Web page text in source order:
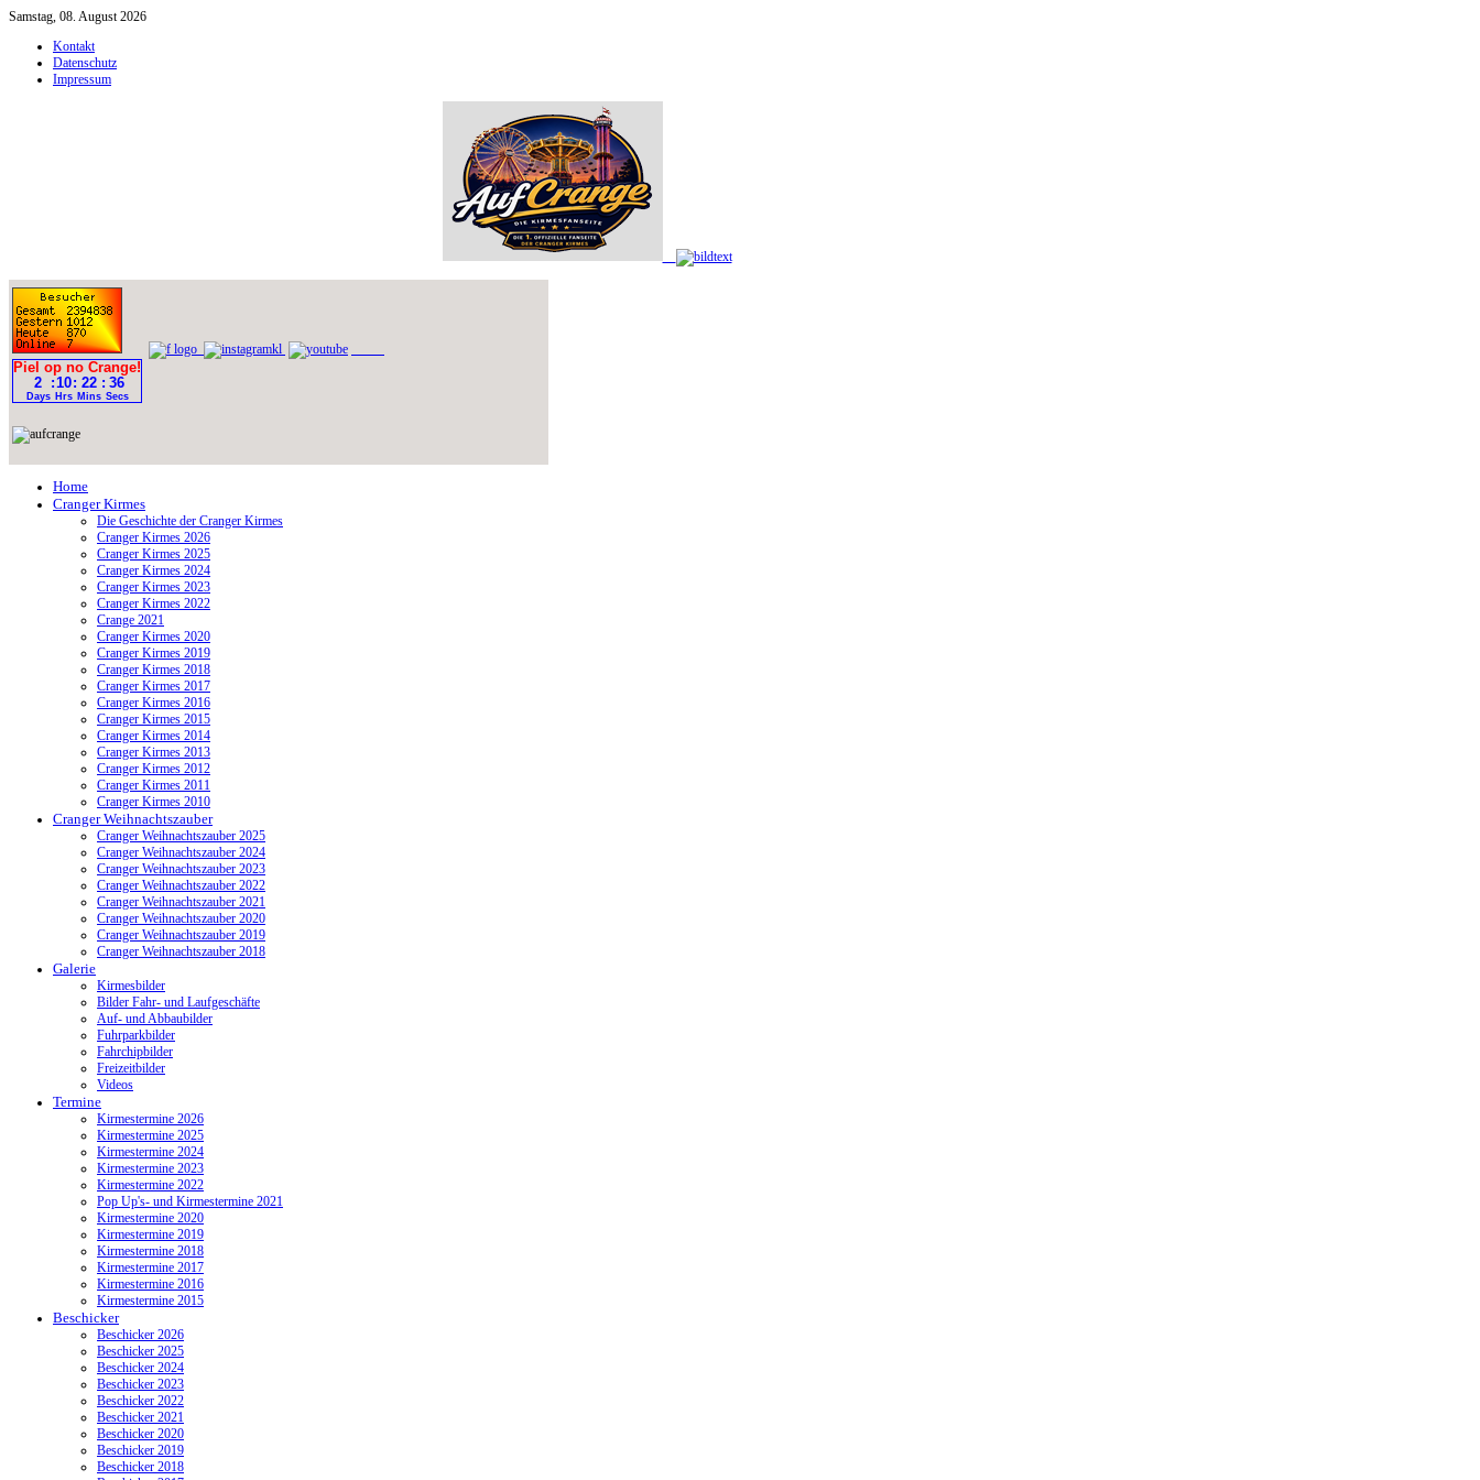
Samstag, 08. August 2026
Kontakt
Datenschutz
Impressum
Home
Cranger Kirmes
Die Geschichte der Cranger Kirmes
Cranger Kirmes 2026
Cranger Kirmes 2025
Cranger Kirmes 2024
Cranger Kirmes 2023
Cranger Kirmes 2022
Crange 2021
Cranger Kirmes 2020
Cranger Kirmes 2019
Cranger Kirmes 2018
Cranger Kirmes 2017
Cranger Kirmes 2016
Cranger Kirmes 2015
Cranger Kirmes 2014
Cranger Kirmes 2013
Cranger Kirmes 2012
Cranger Kirmes 2011
Cranger Kirmes 2010
Cranger Weihnachtszauber
Cranger Weihnachtszauber 2025
Cranger Weihnachtszauber 2024
Cranger Weihnachtszauber 2023
Cranger Weihnachtszauber 2022
Cranger Weihnachtszauber 2021
Cranger Weihnachtszauber 2020
Cranger Weihnachtszauber 2019
Cranger Weihnachtszauber 2018
Galerie
Kirmesbilder
Bilder Fahr- und Laufgeschäfte
Auf- und Abbaubilder
Fuhrparkbilder
Fahrchipbilder
Freizeitbilder
Videos
Termine
Kirmestermine 2026
Kirmestermine 2025
Kirmestermine 2024
Kirmestermine 2023
Kirmestermine 2022
Pop Up's- und Kirmestermine 2021
Kirmestermine 2020
Kirmestermine 2019
Kirmestermine 2018
Kirmestermine 2017
Kirmestermine 2016
Kirmestermine 2015
Beschicker
Beschicker 2026
Beschicker 2025
Beschicker 2024
Beschicker 2023
Beschicker 2022
Beschicker 2021
Beschicker 2020
Beschicker 2019
Beschicker 2018